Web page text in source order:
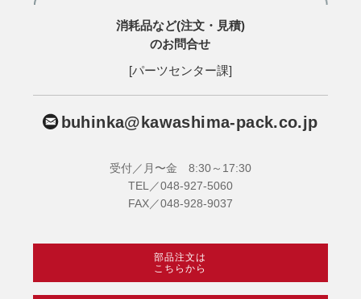
消耗品など(注文・見積)
のお問合せ
[パーツセンター課]
buhinka@kawashima-pack.co.jp
受付／月〜金 8:30～17:30
TEL／048-927-5060
FAX／048-928-9037
部品注文は
こちらから